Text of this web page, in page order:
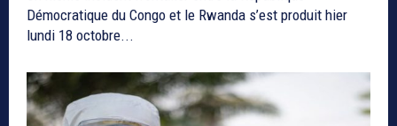
Démocratique du Congo et le Rwanda s’est produit hier
lundi 18 octobre...